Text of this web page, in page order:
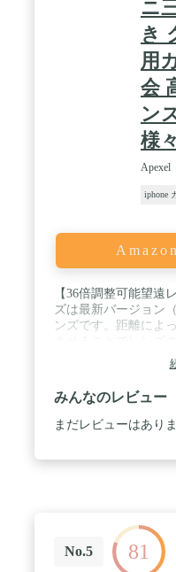
ニ
き
用
会
ン
様
Apexel
iphone
【36倍調整可能望遠
ズは最新バージョン
ンズです。距離によ
リアで鮮明な画像を
の商品は普通の単眼
はなく、クリップで
出来ます。スマホ用
なり、長距離からで
レンズは、影、反射
ファクトを最大限に
レスレンズはアマチ
みんなのレビュー
まだレビューはあり
No.5 81